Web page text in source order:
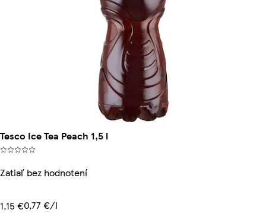
Tesco Ice Tea Peach 1,5 l
Zatiaľ bez hodnotení
1,15 €0,77 €/l